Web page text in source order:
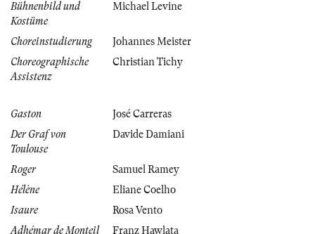
Bühnenbild und
Kostüme
Michael Levine
Choreinstudierung
Johannes Meister
Choreographische
Assistenz
Christian Tichy
Gaston
José Carreras
Der Graf von
Toulouse
Davide Damiani
Roger
Samuel Ramey
Hélène
Eliane Coelho
Isaure
Rosa Vento
Adhémar de Monteil
Franz Hawlata